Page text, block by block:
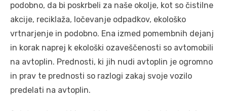
podobno, da bi poskrbeli za naše okolje, kot so čistilne
akcije, reciklaža, ločevanje odpadkov, ekološko
vrtnarjenje in podobno. Ena izmed pomembnih dejanj
in korak naprej k ekološki ozaveščenosti so avtomobili
na avtoplin. Prednosti, ki jih nudi avtoplin je ogromno
in prav te prednosti so razlogi zakaj svoje vozilo
predelati na avtoplin.